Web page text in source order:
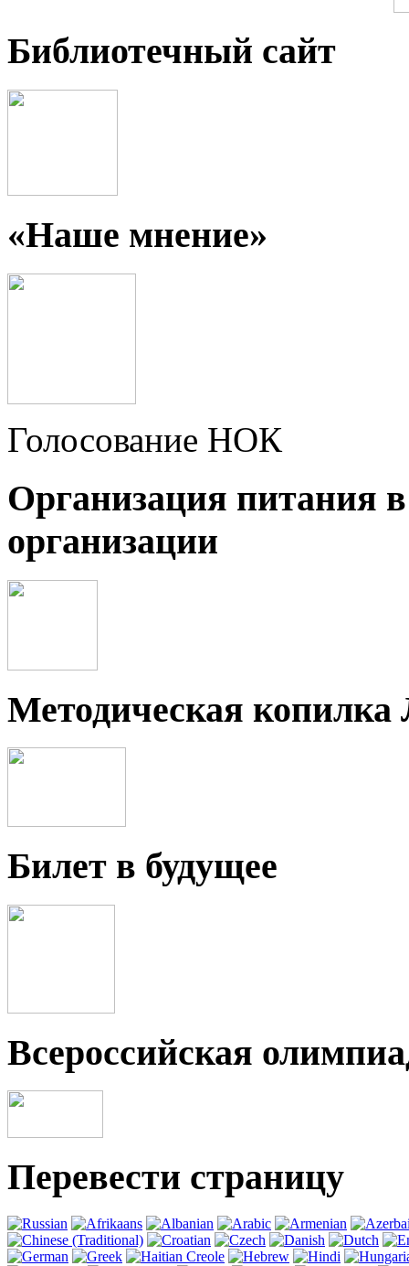
Библиотечный сайт
«Наше мнение»
Голосование НОК
Организация питания
организации
Методическая
Билет в будущее
Всероссийская
Перевести страницу